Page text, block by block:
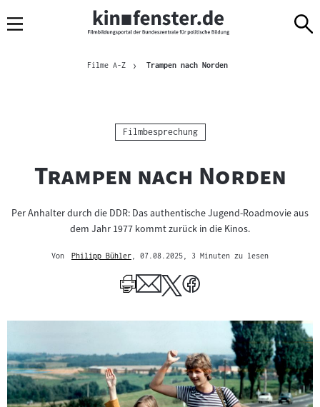
Navigation
zum
zur
Brotkrümelnavigation
Filme A-Z Trampen nach NordenAktuelle Seite
Kategorie:
Filmbesprechung
"
Trampen nach Norden
Per Anhalter durch die DDR: Das authentische Jugend-Roadmovie aus
dem Jahr 1977 kommt zurück in die Kinos.
Von
Philipp Bühler
Author
, 07.08.2025 , 3 Minuten zu lesen